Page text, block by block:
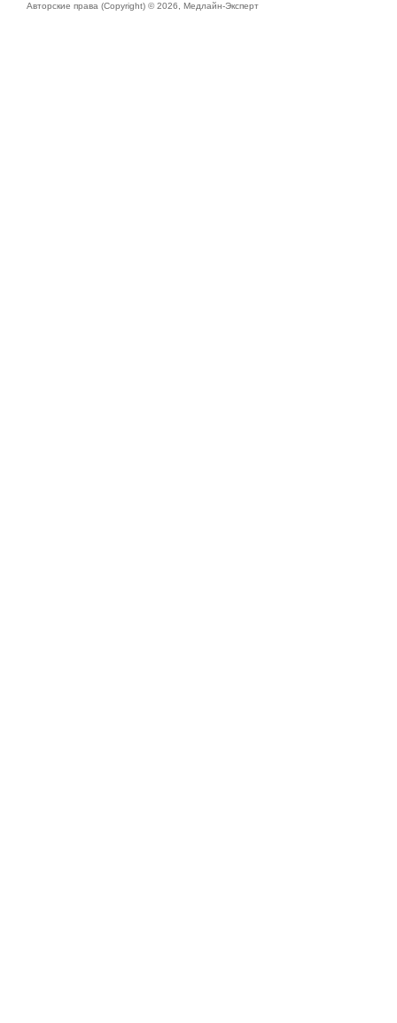
Авторские права (Copyright) © 2026, Медлайн-Эксперт